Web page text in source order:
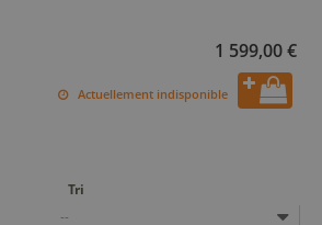
1 599,00 €
Actuellement indisponible
Tri
--